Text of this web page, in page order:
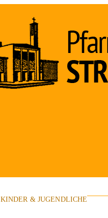
KINDER & JUGENDLICHE